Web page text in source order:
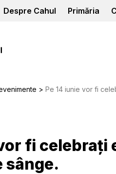
Despre Cahul Primăria
Pe 14 iunie vor fi
fi celebrați
sânge.